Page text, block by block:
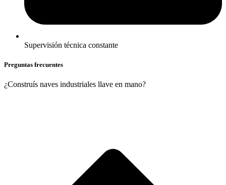
Supervisión técnica constante
Preguntas frecuentes
¿Construís naves industriales llave en mano?